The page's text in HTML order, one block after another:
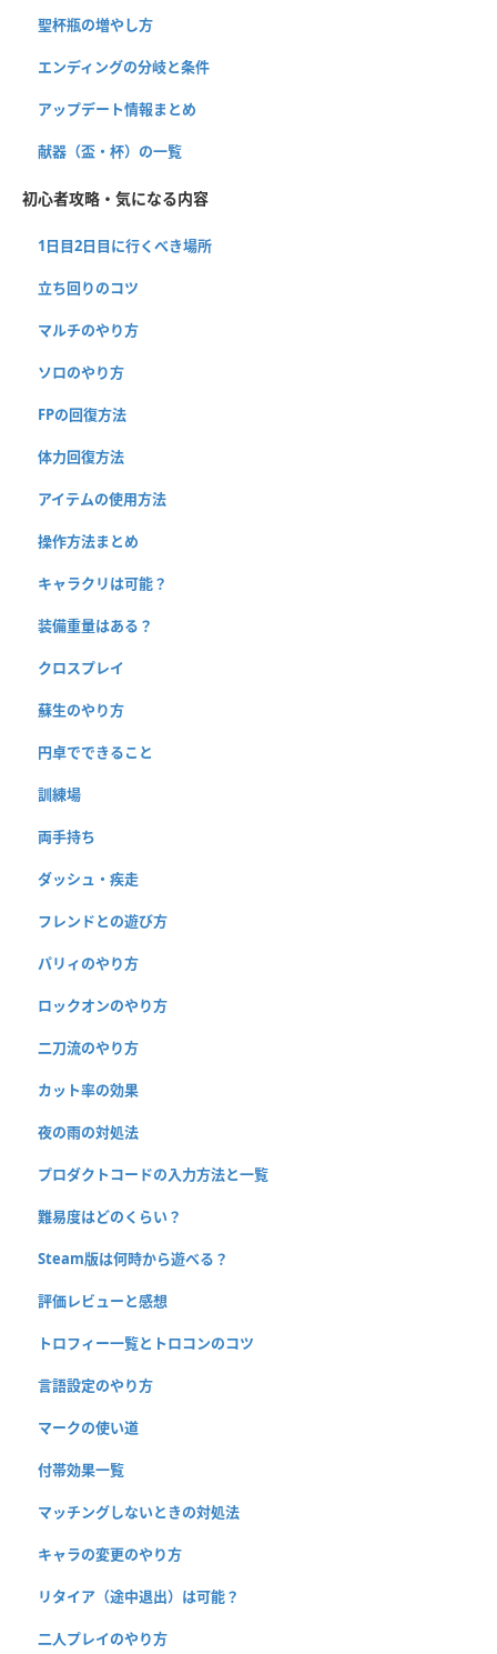
聖杯瓶の増やし方
エンディングの分岐と条件
アップデート情報まとめ
献器（盃・杯）の一覧
初心者攻略・気になる内容
1日目2日目に行くべき場所
立ち回りのコツ
マルチのやり方
ソロのやり方
FPの回復方法
体力回復方法
アイテムの使用方法
操作方法まとめ
キャラクリは可能？
装備重量はある？
クロスプレイ
蘇生のやり方
円卓でできること
訓練場
両手持ち
ダッシュ・疾走
フレンドとの遊び方
パリィのやり方
ロックオンのやり方
二刀流のやり方
カット率の効果
夜の雨の対処法
プロダクトコードの入力方法と一覧
難易度はどのくらい？
Steam版は何時から遊べる？
評価レビューと感想
トロフィー一覧とトロコンのコツ
言語設定のやり方
マークの使い道
付帯効果一覧
マッチングしないときの対処法
キャラの変更のやり方
リタイア（途中退出）は可能？
二人プレイのやり方